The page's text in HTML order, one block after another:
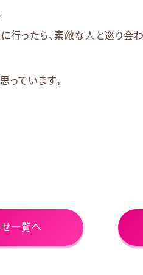
行ったら、素敵な人と巡り会
ています。
一覧へ